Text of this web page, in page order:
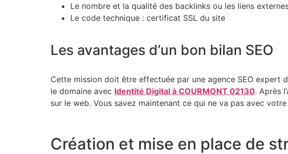
Le nombre et la qualité des backlinks ou les liens
Le code technique : certificat SSL du site
Les avantages d’un bon bilan SEO
Cette mission doit être effectuée par une agence SEO expert
le domaine avec Identité Digital à COURMONT 02130. Après
sur le web. Vous savez maintenant ce qui ne va pas avec
Création et mise en place de